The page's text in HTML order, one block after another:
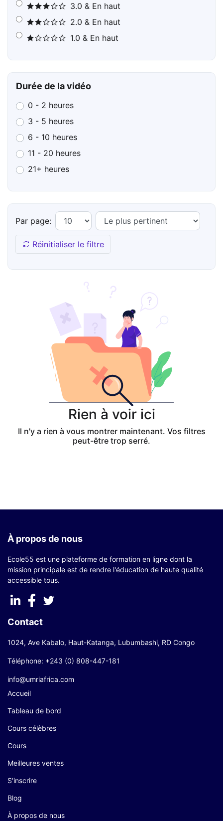
3.0 & En haut
2.0 & En haut
1.0 & En haut
Durée de la vidéo
0 - 2 heures
3 - 5 heures
6 - 10 heures
11 - 20 heures
21+ heures
Par page:
Réinitialiser le filtre
Rien à voir ici
Il n'y a rien à vous montrer maintenant. Vos filtres
peut-être trop serré.
À propos de nous
Ecole55 est une plateforme de formation en ligne dont la
mission principale est de rendre l'éducation de haute qualité
accessible tous.
Contact
1024, Ave Kabalo, Haut-Katanga, Lubumbashi, RD Congo
Téléphone: +243 (0) 808-447-181
info@umriafrica.com
Accueil
Tableau de bord
Cours célèbres
Cours
Meilleures ventes
S'inscrire
Blog
À propos de nous